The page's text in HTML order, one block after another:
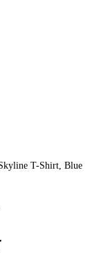
T-Shirt, Blue